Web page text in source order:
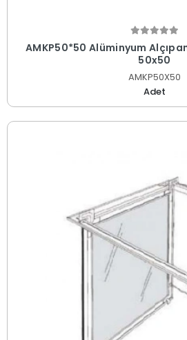
AMKP50*50 Alüminyum
50x50
AMKP50X50
Adet